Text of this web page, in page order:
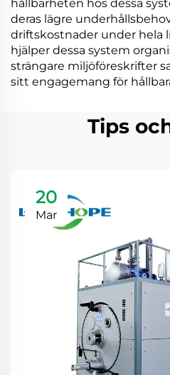
hållbarheten hos dessa
deras lägre
driftskostnader under hela
hjälper dessa system
strängare miljöföreskrifter
sitt engagemang för
Tips
20
Mar